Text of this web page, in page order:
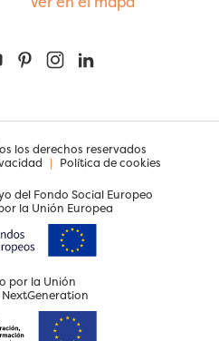
YouTubePinterestInstagram
los derechos reservados
| Política de cookies
del Fondo Social Europeo
la Unión Europea
por la Unión